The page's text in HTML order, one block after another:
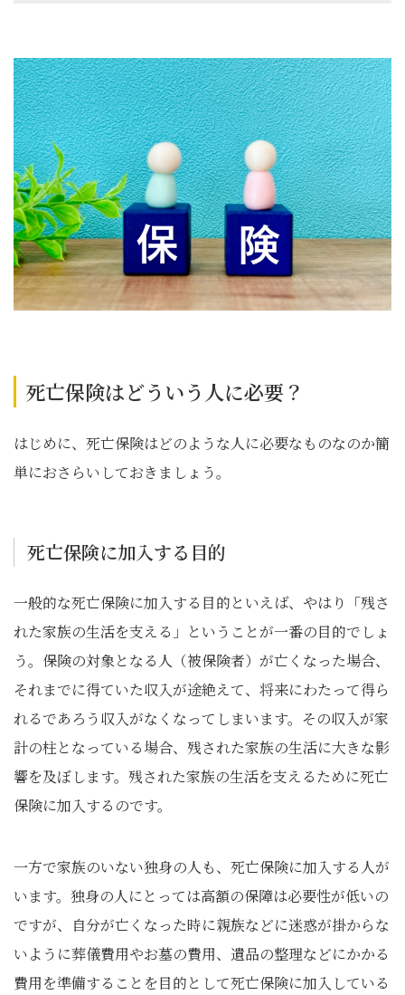
死亡保険はどういう人に必要？
はじめに、死亡保険はどのような人に必要なものなのか簡
単におさらいしておきましょう。
死亡保険に加入する目的
一般的な死亡保険に加入する目的といえば、やはり「残さ
れた家族の生活を支える」ということが一番の目的でしょ
う。保険の対象となる人（被保険者）が亡くなった場合、
それまでに得ていた収入が途絶えて、将来にわたって得ら
れるであろう収入がなくなってしまいます。その収入が家
計の柱となっている場合、残された家族の生活に大きな影
響を及ぼします。残された家族の生活を支えるために死亡
保険に加入するのです。
一方で家族のいない独身の人も、死亡保険に加入する人が
います。独身の人にとっては高額の保障は必要性が低いの
ですが、自分が亡くなった時に親族などに迷惑が掛からな
いように葬儀費用やお墓の費用、遺品の整理などにかかる
費用を準備することを目的として死亡保険に加入している